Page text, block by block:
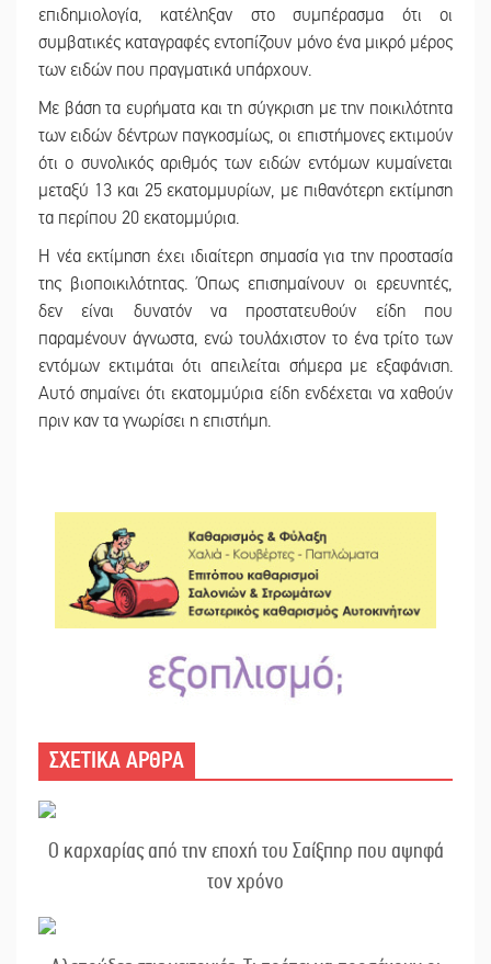
επιδημιολογία, κατέληξαν στο συμπέρασμα ότι οι
συμβατικές καταγραφές εντοπίζουν μόνο ένα μικρό μέρος
των ειδών που πραγματικά υπάρχουν.
Με βάση τα ευρήματα και τη σύγκριση με την ποικιλότητα
των ειδών δέντρων παγκοσμίως, οι επιστήμονες εκτιμούν
ότι ο συνολικός αριθμός των ειδών εντόμων κυμαίνεται
μεταξύ 13 και 25 εκατομμυρίων, με πιθανότερη εκτίμηση
τα περίπου 20 εκατομμύρια.
Η νέα εκτίμηση έχει ιδιαίτερη σημασία για την προστασία
της βιοποικιλότητας. Όπως επισημαίνουν οι ερευνητές,
δεν είναι δυνατόν να προστατευθούν είδη που
παραμένουν άγνωστα, ενώ τουλάχιστον το ένα τρίτο των
εντόμων εκτιμάται ότι απειλείται σήμερα με εξαφάνιση.
Αυτό σημαίνει ότι εκατομμύρια είδη ενδέχεται να χαθούν
πριν καν τα γνωρίσει η επιστήμη.
ΣΧΕΤΙΚΑ ΑΡΘΡΑ
Ο καρχαρίας από την εποχή του Σαίξπηρ που αψηφά
τον χρόνο